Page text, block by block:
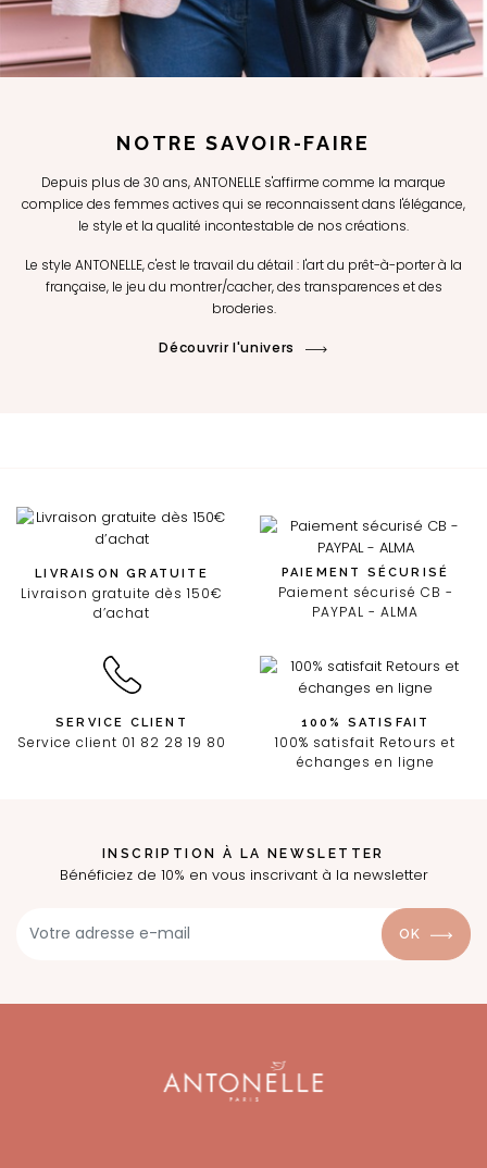
NOTRE SAVOIR-FAIRE
Depuis plus de 30 ans, ANTONELLE s'affirme comme la marque
complice des femmes actives qui se reconnaissent dans l'élégance,
le style et la qualité incontestable de nos créations.
Le style ANTONELLE, c'est le travail du détail : l'art du prêt-à-porter à la
française, le jeu du montrer/cacher, des transparences et des
broderies.
Découvrir l'univers
LIVRAISON GRATUITE
Livraison gratuite dès 150€
d’achat
PAIEMENT SÉCURISÉ
Paiement sécurisé CB -
PAYPAL - ALMA
SERVICE CLIENT
Service client 01 82 28 19 80
100% SATISFAIT
100% satisfait Retours et
échanges en ligne
INSCRIPTION À LA NEWSLETTER
Bénéficiez de 10% en vous inscrivant à la newsletter
OK